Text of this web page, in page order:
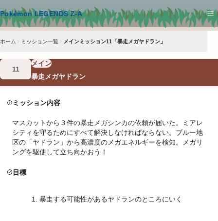
Pokémon LEGENDS Z-A
メインコンテンツへスキップ
ホーム ミッション一覧 メインミッション11「暴走メガヤドラン」
11
メイン
暴走メガヤドラン
ミッション内容
マスカットから３件の暴走メガシンカの依頼が届いた。ミアレ
シティを守るためにすべて解決しなければならない。ブルー地
区の「ヤドラン」から高濃度のメガエネルギーを検知。メガリ
ングを駆使して立ち向かおう！
目標
暴走する可能性があるヤドランのところにいく